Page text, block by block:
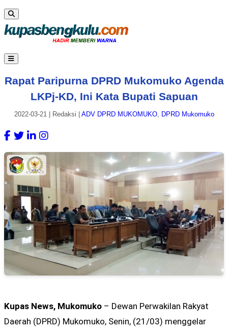
Rapat Paripurna DPRD Mukomuko Agenda
LKPj-KD, Ini Kata Bupati Sapuan
2022-03-21| Redaksi ADV DPRD MUKOMUKO, DPRD Mukomuko
Kupas News, Mukomuko – Dewan Perwakilan Rakyat
Daerah (DPRD) Mukomuko, Senin, (21/03) menggelar